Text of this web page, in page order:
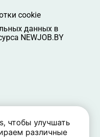
cookie
данных в
NEWJOB.BY
чтобы улучшать
различные